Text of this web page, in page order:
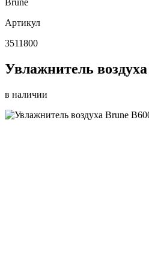
Brune
Артикул
3511800
Увлажнитель
в наличии